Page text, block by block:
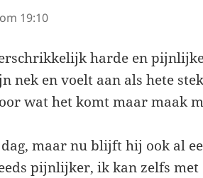
19:10
harde en
nek en voelt aan als hete
wat het komt maar maak
maar nu blijft hij ook al
pijnlijker, ik kan zelfs met